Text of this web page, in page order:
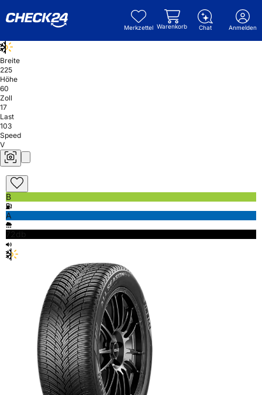
Merkzettel Warenkorb Chat Anmelden
Breite
225
Höhe
60
Zoll
17
Last
103
Speed
V
B
A
72db